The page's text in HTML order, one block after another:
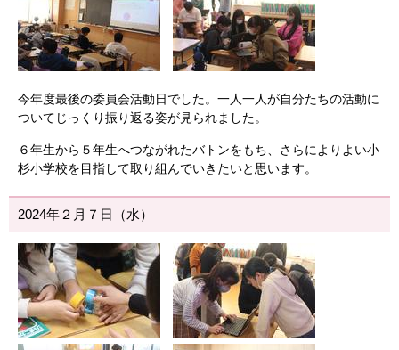
今年度最後の委員会活動日でした。一人一人が自分たちの活動に
ついてじっくり振り返る姿が見られました。
６年生から５年生へつながれたバトンをもち、さらによりよい小
杉小学校を目指して取り組んでいきたいと思います。
2024年２月７日（水）